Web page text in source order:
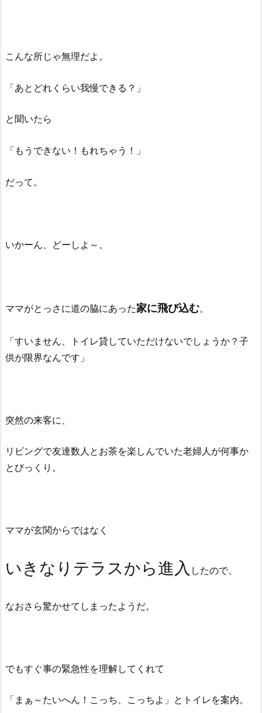
こんな所じゃ無理だよ。
「あとどれくらい我慢できる？」
と聞いたら
「もうできない！もれちゃう！」
だって。
いかーん、どーしよ～。
ママがとっさに道の脇にあった家に飛び込む。
「すいません、トイレ貸していただけないでしょうか？子
供が限界なんです」
突然の来客に、
リビングで友達数人とお茶を楽しんでいた老婦人が何事か
とびっくり。
ママが玄関からではなく
いきなりテラスから進入 したので、
なおさら驚かせてしまったようだ。
でもすぐ事の緊急性を理解してくれて
「まぁ～たいへん！こっち、こっちよ」とトイレを案内。